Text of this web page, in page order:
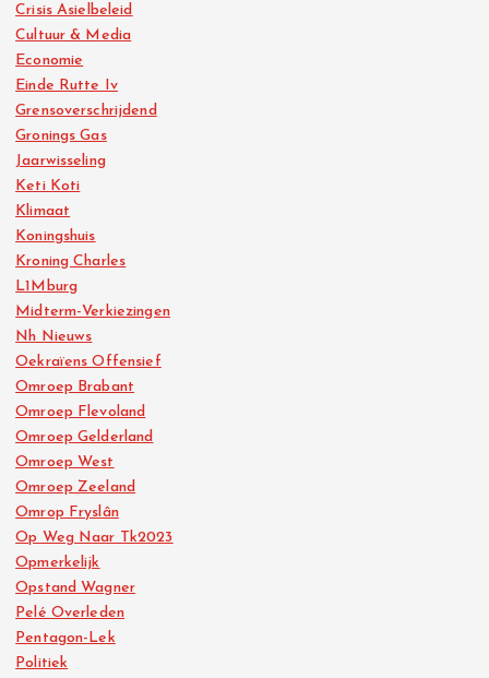
Crisis Asielbeleid
Cultuur & Media
Economie
Einde Rutte Iv
Grensoverschrijdend
Gronings Gas
Jaarwisseling
Keti Koti
Klimaat
Koningshuis
Kroning Charles
L1Mburg
Midterm-Verkiezingen
Nh Nieuws
Oekraïens Offensief
Omroep Brabant
Omroep Flevoland
Omroep Gelderland
Omroep West
Omroep Zeeland
Omrop Fryslân
Op Weg Naar Tk2023
Opmerkelijk
Opstand Wagner
Pelé Overleden
Pentagon-Lek
Politiek